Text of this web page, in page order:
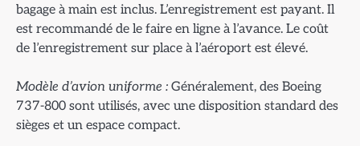
bagage à main est inclus. L’enregistrement est payant. Il
est recommandé de le faire en ligne à l’avance. Le coût
de l’enregistrement sur place à l’aéroport est élevé.
Modèle d’avion uniforme : Généralement, des Boeing
737-800 sont utilisés, avec une disposition standard des
sièges et un espace compact.